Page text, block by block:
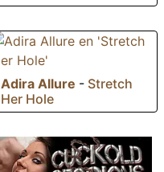
Adira Allure - Stretch
Her Hole